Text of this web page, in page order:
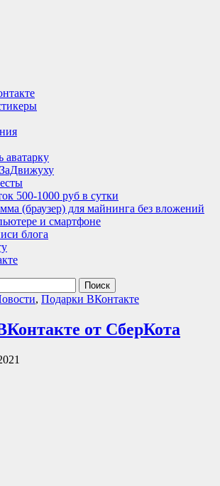
аватарку
500-1000 руб в сутки
(браузер) для майнинга без вложений
и смартфоне
блога
, Подарки ВКонтакте
от СберКота